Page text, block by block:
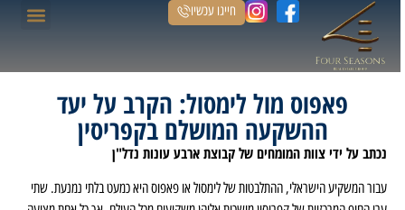
חייגו עכשיו
פאפוס מול לימסול: הקרב על יעד
ההשקעה המושלם בקפריסין
נכתב על ידי צוות המומחים של קבוצת ארבע עונות נדל"ן
עבור המשקיע הישראלי, ההתלבטות של לימסול או פאפוס היא כמעט בלתי נמנעת. שתי